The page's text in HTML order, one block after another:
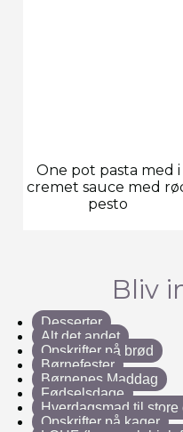
One pot pasta med i
cremet sauce med
pesto
Bliv
Desserter
Alt det andet
Opskrifter på brød
Børnefester
Børnenes Maddag
Fødselsdage
Hverdagsmad til store
Opskrifter på kager